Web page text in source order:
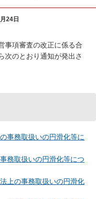
24日
事項審査の改正に係る合
次のとおり通知が発出さ
事務取扱いの円滑化等に
務取扱いの円滑化等につ
上の事務取扱いの円滑化